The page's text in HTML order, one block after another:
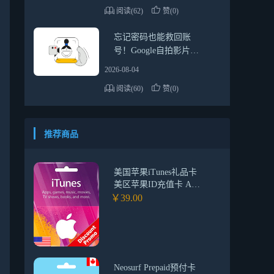
阅读(62) 赞(0)
忘记密码也能救回账
号！Google自拍影片验
2026-08-04
阅读(60) 赞(0)
推荐商品
美国苹果iTunes礼品卡
美区苹果ID充值卡 App
Store苹果礼品卡兑换码
￥39.00
Neosurf Prepaid预付卡